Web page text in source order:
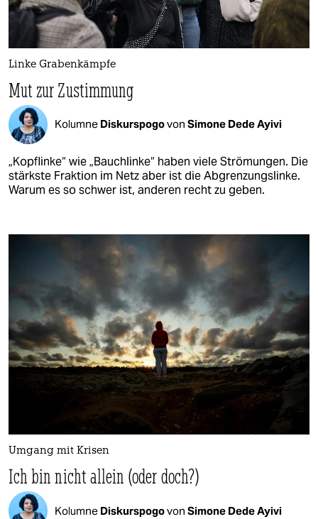
Linke Grabenkämpfe
Mut zur Zustimmung
Kolumne Diskurspogovon Simone Dede Ayivi
„Kopflinke“ wie „Bauchlinke“ haben viele Strömungen. Die
stärkste Fraktion im Netz aber ist die Abgrenzungslinke.​
Warum es so schwer ist, anderen recht zu geben.
Umgang mit Krisen
Ich bin nicht allein (oder doch?)
Kolumne Diskurspogovon Simone Dede Ayivi